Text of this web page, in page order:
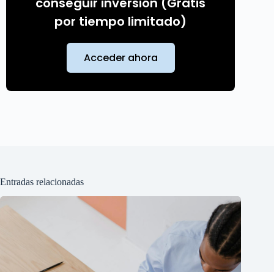
por tiempo limitado)
Acceder ahora
Entradas relacionadas